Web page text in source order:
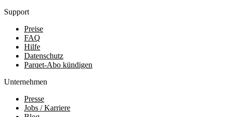
Support
Preise
FAQ
Hilfe
Datenschutz
Parqet-Abo kündigen
Unternehmen
Presse
Jobs / Karriere